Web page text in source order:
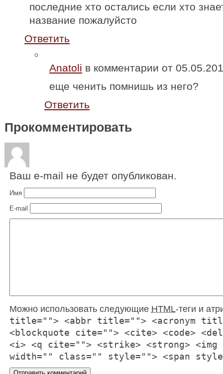
последние хто остались если хто
название пожалуйсто
Ответить
Anatoli в комментарии от
еще ченить помнишь из него?
Ответить
Прокомментировать
Ваш e-mail не будет опубликован.
Имя
E-mail
Можно использовать следующие HTML-теги и
title=""> <abbr title=""> <acronym
<blockquote cite=""> <cite> <code> <del
<i> <q cite=""> <strike> <strong>
width="" class="" style=""> <span